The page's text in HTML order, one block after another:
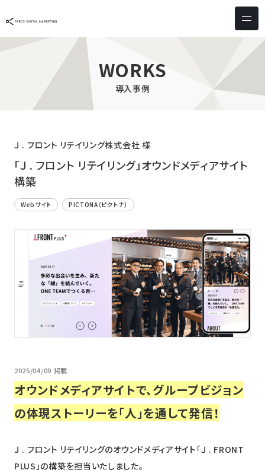
サービス & ソリューション
PICTONA
PDM XR
デジタルサイネージ
しふとん
ウェブアクセシビリティ
店頭
ショッピング
スキルアップ
導入事例
クライアント一覧
ニュース
採用情報
メンバー
会社概要
コーポレートメッセージ
WORKS
導入事例
Ｊ . フロント リテイリング株式会社 様
「Ｊ . フロント リテイリング」オウンドメディアサイト
構築
Webサイト PICTONA（ピクトナ）
2025/04/09 掲載
オウンドメディアサイトで、グループビジョン
の体現ストーリーを「人」を通して発信！
Ｊ . フロント リテイリングのオウンドメディアサイト「Ｊ . FRONT
PLUS」の構築を担当いたしました。